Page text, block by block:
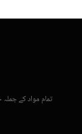
تمام مواد کے جملہ حقوق